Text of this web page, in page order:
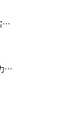
聚力聚智 共商共谋 草食家畜育种全国重点实验室（筹）学术委员会会议召开
黄思光强调:牢固树立健康第一教育理念 着力培养德智体美劳全面发展的卓越农林人才